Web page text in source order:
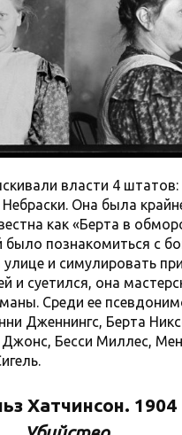
власти 4 штатов:
Она была
как «Берта в
было познакомиться с
и симулировать
и суетился, она
Среди ее
Дженнингс, Берта
Бесси Миллес,
Хатчинсон. 1904